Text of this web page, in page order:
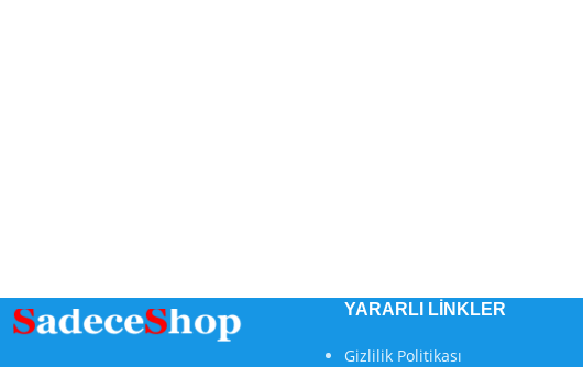
YARARLI LİNKLER
Gizlilik Politikası